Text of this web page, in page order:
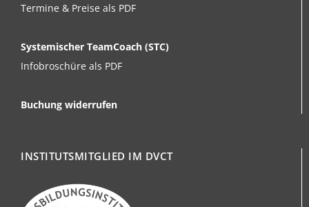
Termine & Preise als PDF
Systemischer TeamCoach (STC)
Infobroschüre als PDF
Buchung widerrufen
INSTITUTSMITGLIED IM DVCT